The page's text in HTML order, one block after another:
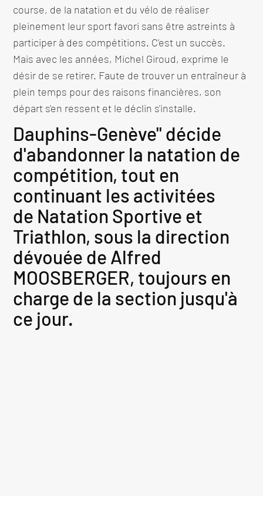
course, de la natation et du vélo de réaliser
pleinement leur sport favori sans être astreints à
participer à des compétitions. C'est un succès.
Mais avec les années, Michel Giroud, exprime le
désir de se retirer. Faute de trouver un entraîneur à
plein temps pour des raisons financières, son
départ s'en ressent et le déclin s'installe.
Dauphins-Genève" décide
d'abandonner la natation de
compétition, tout en
continuant les activitées
de Natation Sportive et
Triathlon, sous la direction
dévouée de Alfred
MOOSBERGER, toujours en
charge de la section jusqu'à
ce jour.